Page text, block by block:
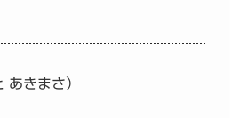
あきまさ）